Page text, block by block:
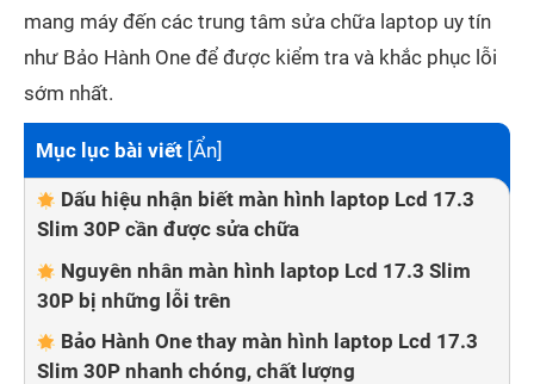
mang máy đến các trung tâm sửa chữa laptop uy tín
như Bảo Hành One để được kiểm tra và khắc phục lỗi
sớm nhất.
Mục lục bài viết [Ẩn]
Dấu hiệu nhận biết màn hình laptop Lcd 17.3
Slim 30P cần được sửa chữa
Nguyên nhân màn hình laptop Lcd 17.3 Slim
30P bị những lỗi trên
Bảo Hành One thay màn hình laptop Lcd 17.3
Slim 30P nhanh chóng, chất lượng